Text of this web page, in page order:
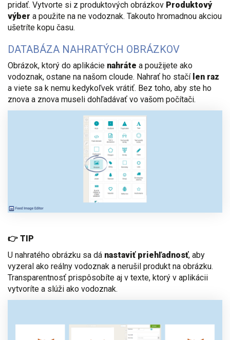
pridať. Vytvorte si z produktových obrázkov Produktový
výber a použite na ne vodoznak. Takouto hromadnou akciou
ušetríte kopu času.
DATABÁZA NAHRATÝCH OBRÁZKOV
Obrázok, ktorý do aplikácie nahráte a použijete ako
vodoznak, ostane na našom cloude. Nahrať ho stačí len raz
a viete sa k nemu kedykoľvek vrátiť. Bez toho, aby ste ho
znova a znova museli dohľadávať vo vašom počítači.
👉 TIP
U nahratého obrázku sa dá nastaviť priehľadnosť, aby
vyzeral ako reálny vodoznak a nerušil produkt na obrázku.
Transparentnosť prispôsobíte aj v texte, ktorý v aplikácii
vytvoríte a slúži ako vodoznak.